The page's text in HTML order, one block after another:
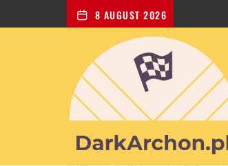
8 AUGUST 2026